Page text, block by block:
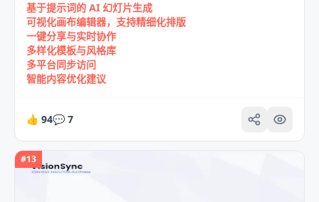
基于提示词的 AI 幻灯片生成
可视化画布编辑器，支持精细化排版
一键分享与实时协作
多样化模板与风格库
多平台同步访问
智能内容优化建议
👍 94💬 7
#13